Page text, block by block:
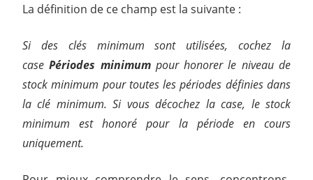
La définition de ce champ est la suivante :
Si des clés minimum sont utilisées, cochez la
casePériodes minimumpour honorer le niveau de
stock minimum pour toutes les périodes définies dans
la clé minimum. Si vous décochez la case, le stock
minimum est honoré pour la période en cours
uniquement.